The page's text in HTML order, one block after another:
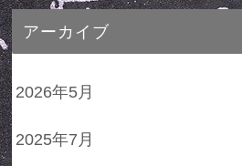
アーカイブ
2026年5月
2025年7月